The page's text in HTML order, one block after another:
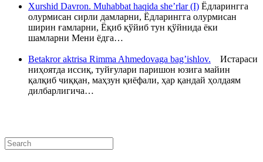
Xurshid Davron. Muhabbat haqida she’rlar (I) Ёдларингга
олурмисан сирли дамларни, Ёдларингга олурмисан
ширин ғамларни, Ёқиб қўйиб тун қўйнида ёки
шамларни Мени ёдга…
Betakror aktrisa Rimma Ahmedovaga bag’ishlov. Истараси
ниҳоятда иссиқ, туйғулари паришон юзига майин
қалқиб чиққан, маҳзун қиёфали, ҳар қандай ҳолдаям
дилбарлигича…